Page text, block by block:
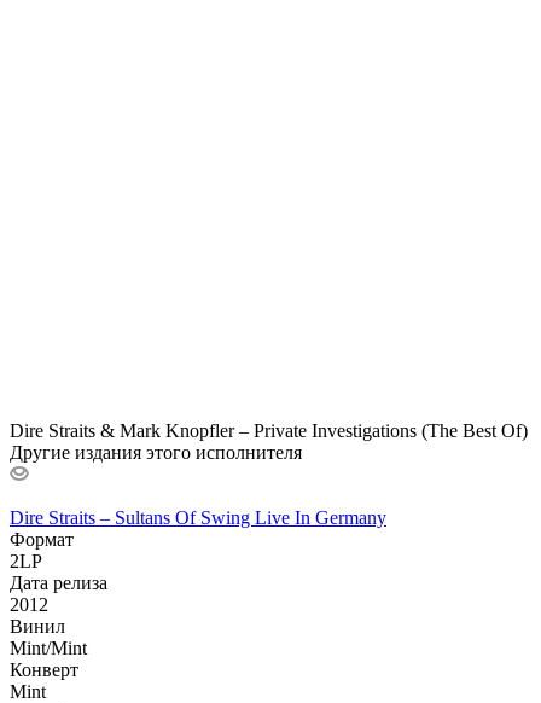
Dire Straits & Mark Knopfler – Private Investigations (The Best Of)
Другие издания этого исполнителя
Dire Straits – Sultans Of Swing Live In Germany
Формат
2LP
Дата релиза
2012
Винил
Mint/Mint
Конверт
Mint